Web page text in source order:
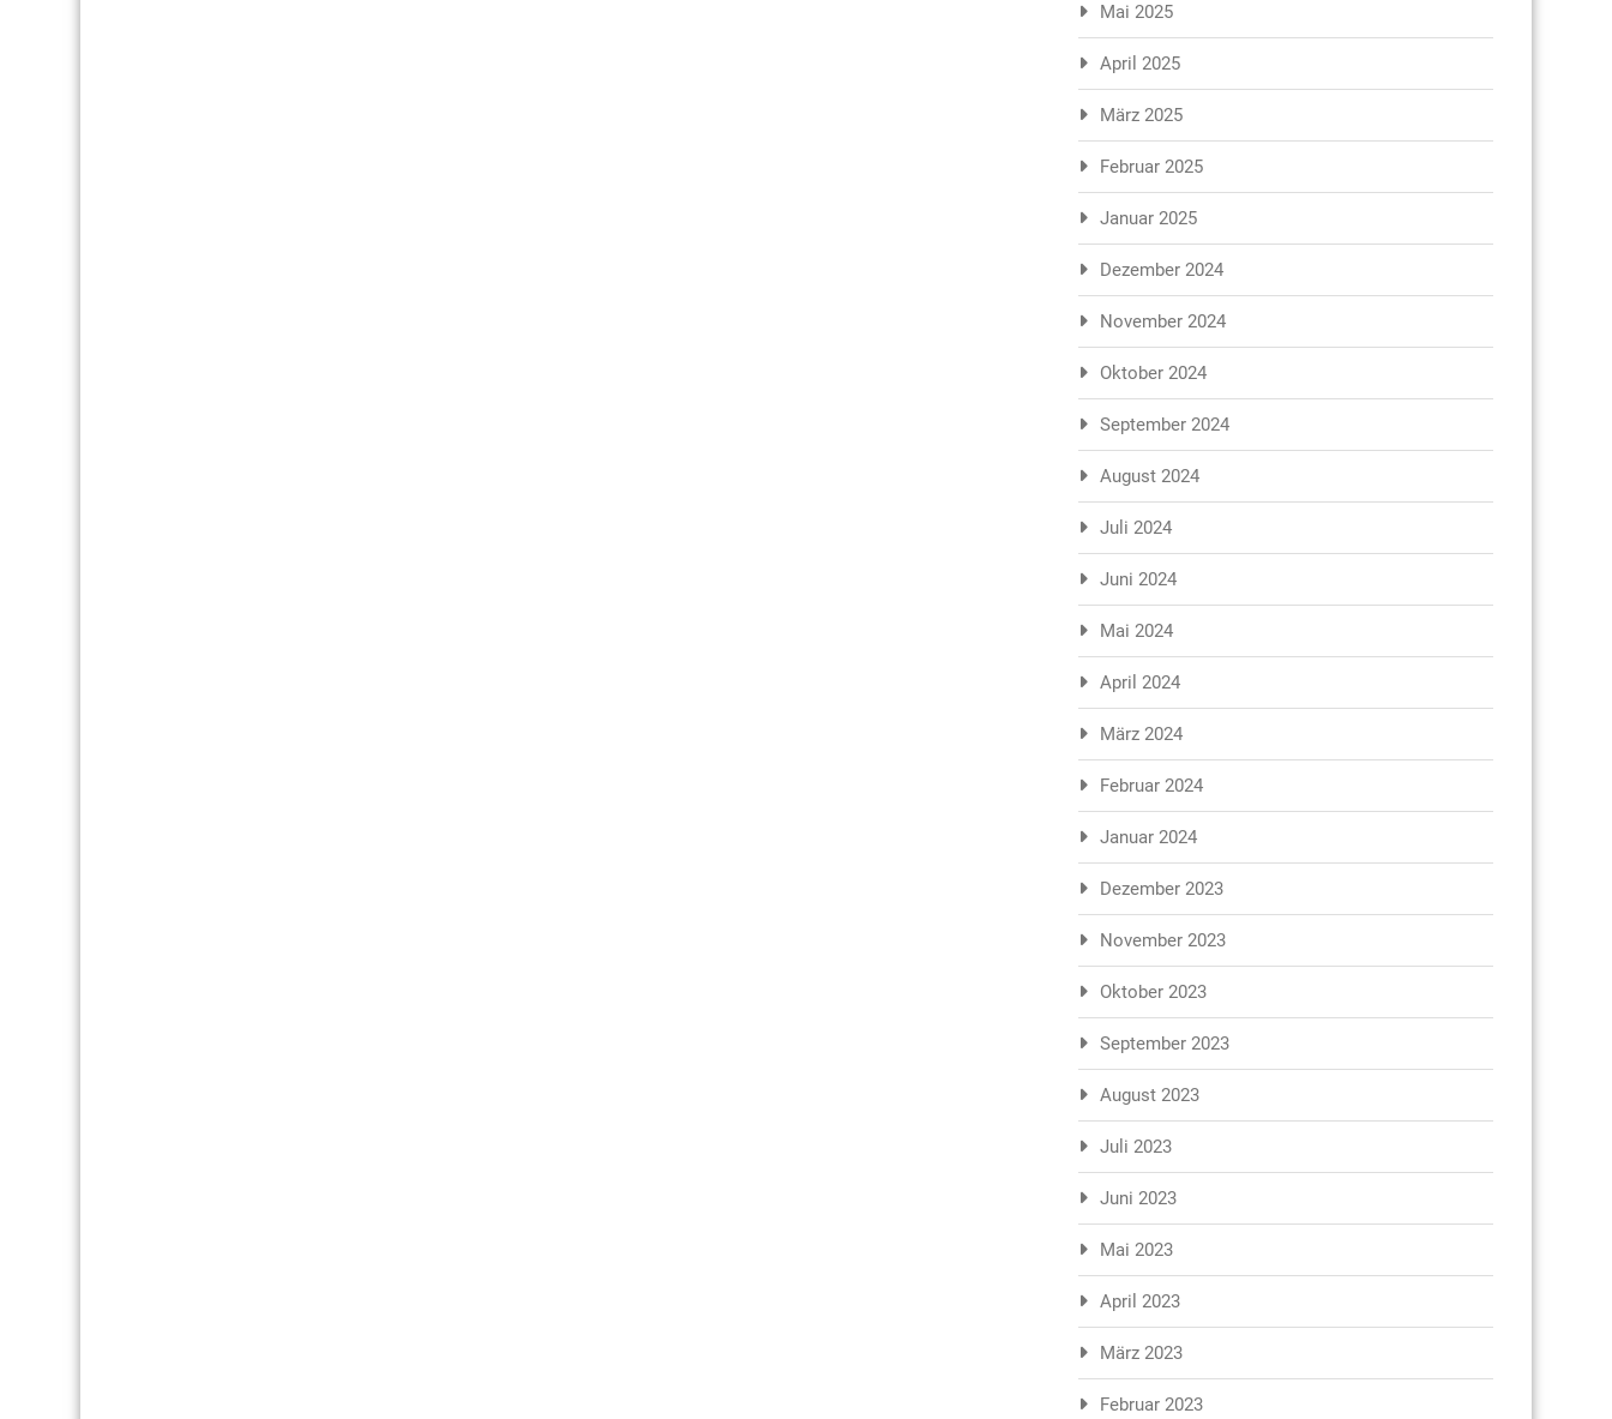
Mai 2025
April 2025
März 2025
Februar 2025
Januar 2025
Dezember 2024
November 2024
Oktober 2024
September 2024
August 2024
Juli 2024
Juni 2024
Mai 2024
April 2024
März 2024
Februar 2024
Januar 2024
Dezember 2023
November 2023
Oktober 2023
September 2023
August 2023
Juli 2023
Juni 2023
Mai 2023
April 2023
März 2023
Februar 2023